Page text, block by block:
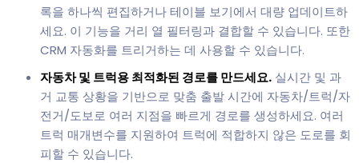
록을 하나씩 편집하거나 테이블 보기에서 대량 업데이트하
세요. 이 기능을 거리 열 필터링과 결합할 수 있습니다. 또한
CRM 자동화를 트리거하는 데 사용할 수 있습니다.
자동차 및 트럭용 최적화된 경로를 만드세요. 실시간 및 과
거 교통 상황을 기반으로 맞춤 출발 시간에 자동차/트럭/자
전거/도보로 여러 지점을 빠르게 경로를 생성하세요. 여러
트럭 매개변수를 지원하여 트럭에 적합하지 않은 도로를 회
피할 수 있습니다.